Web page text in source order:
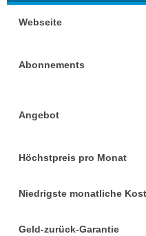
Webseite
Abonnements
Angebot
Höchstpreis pro Monat
Niedrigste monatliche
Geld-zurück-Garantie